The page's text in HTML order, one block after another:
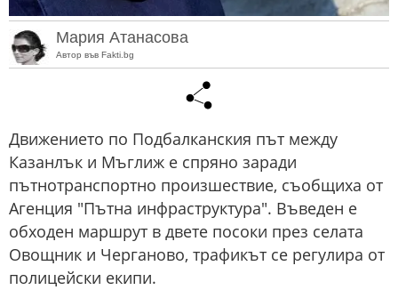
Мария Атанасова
Автор във Fakti.bg
Движението по Подбалканския път между
Казанлък и Мъглиж е спряно заради
пътнотранспортно произшествие, съобщиха от
Агенция "Пътна инфраструктура". Въведен е
обходен маршрут в двете посоки през селата
Овощник и Черганово, трафикът се регулира от
полицейски екипи.